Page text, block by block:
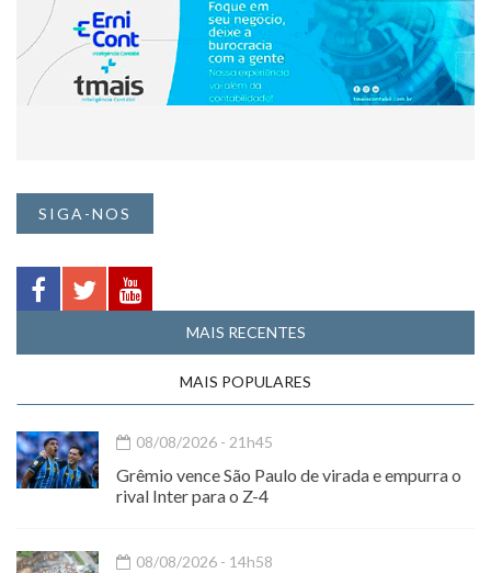
SIGA-NOS
MAIS RECENTES
MAIS POPULARES
08/08/2026 - 21h45
Grêmio vence São Paulo de virada e empurra o
rival Inter para o Z-4
08/08/2026 - 14h58